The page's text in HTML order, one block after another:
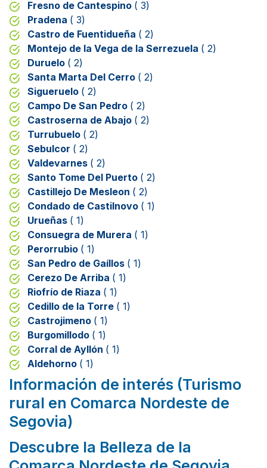
Fresno de Cantespino ( 3)
Pradena ( 3)
Castro de Fuentidueña ( 2)
Montejo de la Vega de la Serrezuela ( 2)
Duruelo ( 2)
Santa Marta Del Cerro ( 2)
Sigueruelo ( 2)
Campo De San Pedro ( 2)
Castroserna de Abajo ( 2)
Turrubuelo ( 2)
Sebulcor ( 2)
Valdevarnes ( 2)
Santo Tome Del Puerto ( 2)
Castillejo De Mesleon ( 2)
Condado de Castilnovo ( 1)
Urueñas ( 1)
Consuegra de Murera ( 1)
Perorrubio ( 1)
San Pedro de Gaíllos ( 1)
Cerezo De Arriba ( 1)
Riofrío de Riaza ( 1)
Cedillo de la Torre ( 1)
Castrojimeno ( 1)
Burgomillodo ( 1)
Corral de Ayllón ( 1)
Aldehorno ( 1)
Información de interés (Turismo
rural en Comarca Nordeste de
Segovia)
Descubre la Belleza de la